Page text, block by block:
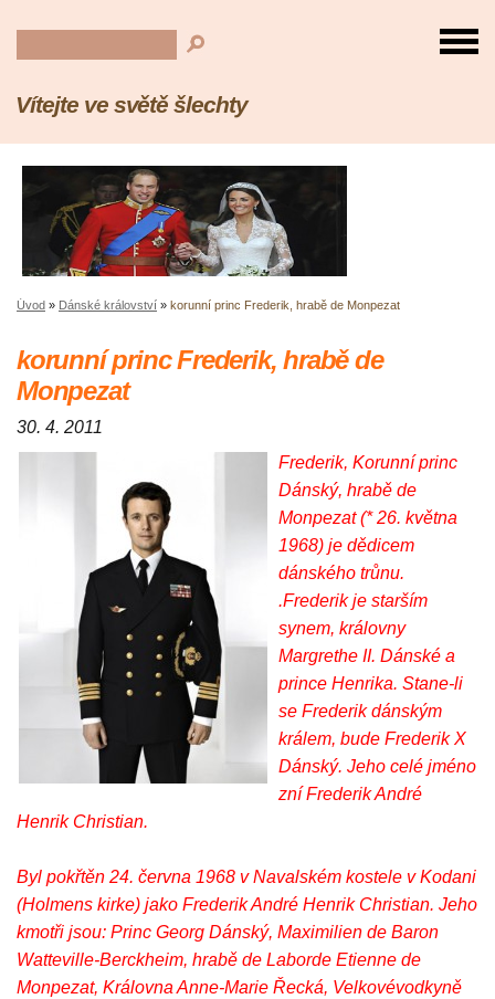
Vítejte ve světě šlechty
Úvod » Dánské království » korunní princ Frederik, hrabě de Monpezat
korunní princ Frederik, hrabě de
Monpezat
30. 4. 2011
Frederik, Korunní princ
Dánský, hrabě de
Monpezat (* 26. května
1968) je dědicem
dánského trůnu.
.Frederik je starším
synem, královny
Margrethe II. Dánské a
prince Henrika. Stane-li
se Frederik dánským
králem, bude Frederik X
Dánský. Jeho celé jméno
zní Frederik André
Henrik Christian.
Byl pokřtěn 24. června 1968 v Navalském kostele v Kodani
(Holmens kirke) jako Frederik André Henrik Christian. Jeho
kmotři jsou: Princ Georg Dánský, Maximilien de Baron
Watteville-Berckheim, hrabě de Laborde Etienne de
Monpezat, Královna Anne-Marie Řecká, Velkovévodkyně